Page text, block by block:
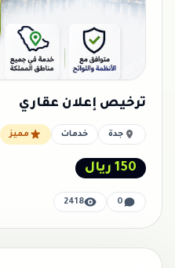
ترخيص إعلان عقاري
جدة خدمات مميز
150 ريال
0
2418